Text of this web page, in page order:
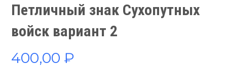
Петличный знак Сухопутных
войск вариант 2
400,00₽